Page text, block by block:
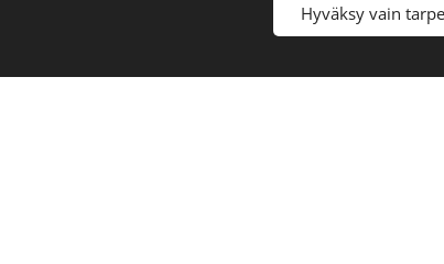
hours at the Puusaun, on our
Hyväksy vain